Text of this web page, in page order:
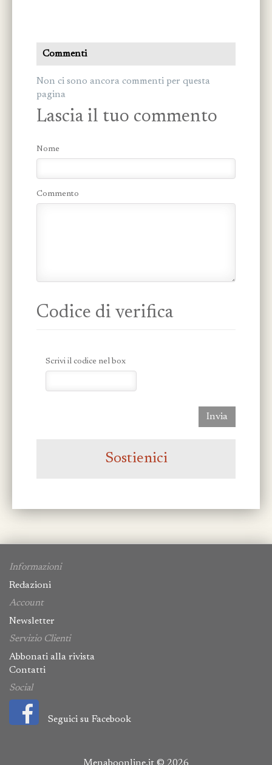
Commenti
Non ci sono ancora commenti per questa
pagina
Lascia il tuo commento
Nome
Commento
Codice di verifica
Scrivi il codice nel box
Invia
Sostienici
Informazioni
Redazioni
Account
Newsletter
Servizio Clienti
Abbonati alla rivista
Contatti
Social
Seguici su Facebook